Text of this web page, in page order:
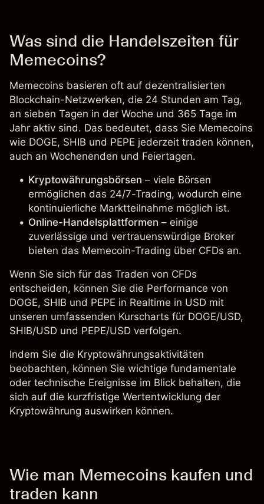
Was sind die Handelszeiten für
Memecoins?
Memecoins basieren oft auf dezentralisierten
Blockchain-Netzwerken, die 24 Stunden am Tag,
an sieben Tagen in der Woche und 365 Tage im
Jahr aktiv sind. Das bedeutet, dass Sie Memecoins
wie DOGE, SHIB und PEPE jederzeit traden können,
auch an Wochenenden und Feiertagen.
Kryptowährungsbörsen – viele Börsen
ermöglichen das 24/7-Trading, wodurch eine
kontinuierliche Marktteilnahme möglich ist.
Online-Handelsplattformen – einige
zuverlässige und vertrauenswürdige Broker
bieten das Memecoin-Trading über CFDs an.
Wenn Sie sich für das Traden von CFDs
entscheiden, können Sie die Performance von
DOGE, SHIB und PEPE in Realtime in USD mit
unseren umfassenden Kurscharts für DOGE/USD,
SHIB/USD und PEPE/USD verfolgen.
Indem Sie die Kryptowährungsaktivitäten
beobachten, können Sie wichtige fundamentale
oder technische Ereignisse im Blick behalten, die
sich auf die kurzfristige Wertentwicklung der
Kryptowährung auswirken können.
Wie man Memecoins kaufen und
traden kann